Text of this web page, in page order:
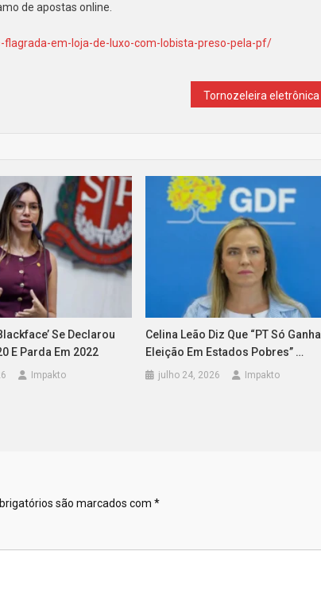
de apostas online.
em-loja-de-luxo-com-lobista-preso-pela-pf/
Se Declarou
E Parda Em 2022
Impakto
Celina Leão Diz Que “PT Só Ganha
Eleição Em Estados Pobres’’ …
julho 24, 2026 Impakto
são marcados com *